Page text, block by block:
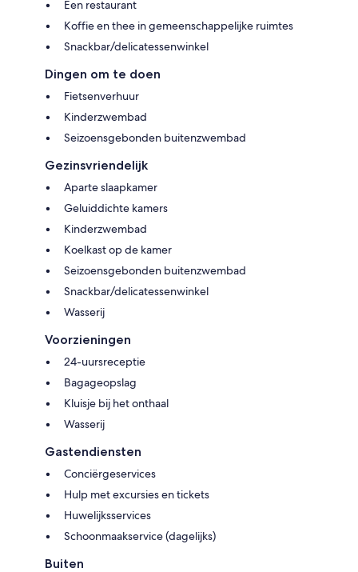
Een restaurant
Koffie en thee in gemeenschappelijke ruimtes
Snackbar/delicatessenwinkel
Dingen om te doen
Fietsenverhuur
Kinderzwembad
Seizoensgebonden buitenzwembad
Gezinsvriendelijk
Aparte slaapkamer
Geluiddichte kamers
Kinderzwembad
Koelkast op de kamer
Seizoensgebonden buitenzwembad
Snackbar/delicatessenwinkel
Wasserij
Voorzieningen
24-uursreceptie
Bagageopslag
Kluisje bij het onthaal
Wasserij
Gastendiensten
Conciërgeservices
Hulp met excursies en tickets
Huwelijksservices
Schoonmaakservice (dagelijks)
Buiten